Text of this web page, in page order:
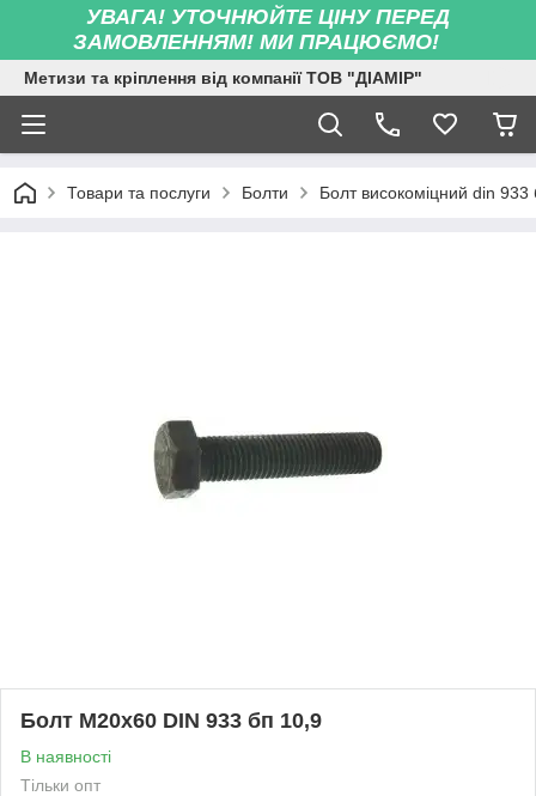
УВАГА! УТОЧНЮЙТЕ ЦІНУ ПЕРЕД
ЗАМОВЛЕННЯМ! МИ ПРАЦЮЄМО!
Метизи та кріплення від компанії ТОВ "ДІАМІР"
Товари та послуги Болти Болт високоміцний din 933
Болт М20х60 DIN 933 бп 10,9
В наявності
Тільки опт